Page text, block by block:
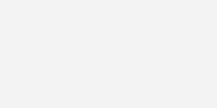
in Rotterdam ist der weltweit
Elektrolyseur (SOEC) in
in Betrieb gegangen. Die Anlage
vom Dresdner Hersteller
geförderten Projekts